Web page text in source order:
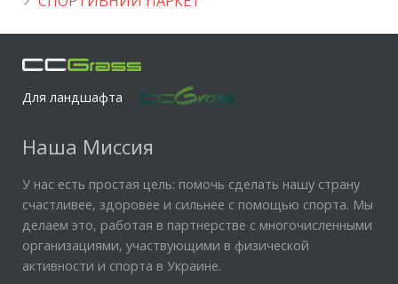
Для ландшафта
Наша Миссия
У нас есть простая цель: помочь сделать нашу страну
счастливее, здоровее и сильнее с помощью спорта. Мы
делаем это, работая в партнерстве с многочисленными
организациями, участвующими в физической
активности и спорта в Украине.